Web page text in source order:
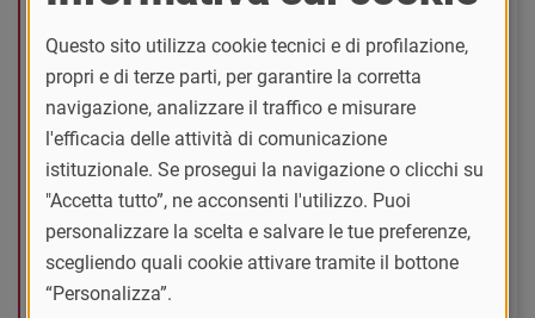
Scienze politiche e della comunicazione
Classe di laurea
L-16-R - Scienze dell'amministrazione e
dell'organizzazione
Lingua
Inglese
Modalità didattica
Convenzionale
Questo sito utilizza cookie tecnici e di profilazione,
propri e di terze parti, per garantire la corretta
navigazione, analizzare il traffico e misurare
l'efficacia delle attività di comunicazione
istituzionale. Se prosegui la navigazione o clicchi su
"Accetta tutto”, ne acconsenti l'utilizzo. Puoi
personalizzare la scelta e salvare le tue preferenze,
scegliendo quali cookie attivare tramite il bottone
“Personalizza”.